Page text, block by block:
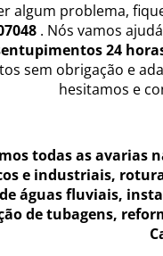
algum problema,
. Nós vamos
24
sem obrigação e
hesitamos e
todas as avarias
e industriais,
águas fluviais,
de tubagens,